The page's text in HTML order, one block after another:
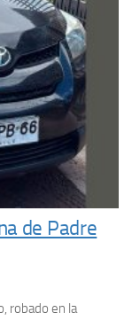
de Padre
robado en la